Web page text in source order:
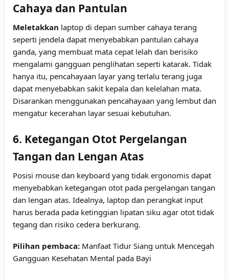
Cahaya dan Pantulan
Meletakkan laptop di depan sumber cahaya terang
seperti jendela dapat menyebabkan pantulan cahaya
ganda, yang membuat mata cepat lelah dan berisiko
mengalami gangguan penglihatan seperti katarak. Tidak
hanya itu, pencahayaan layar yang terlalu terang juga
dapat menyebabkan sakit kepala dan kelelahan mata.
Disarankan menggunakan pencahayaan yang lembut dan
mengatur kecerahan layar sesuai kebutuhan.
6. Ketegangan Otot Pergelangan
Tangan dan Lengan Atas
Posisi mouse dan keyboard yang tidak ergonomis dapat
menyebabkan ketegangan otot pada pergelangan tangan
dan lengan atas. Idealnya, laptop dan perangkat input
harus berada pada ketinggian lipatan siku agar otot tidak
tegang dan risiko cedera berkurang.
Pilihan pembaca: Manfaat Tidur Siang untuk Mencegah
Gangguan Kesehatan Mental pada Bayi